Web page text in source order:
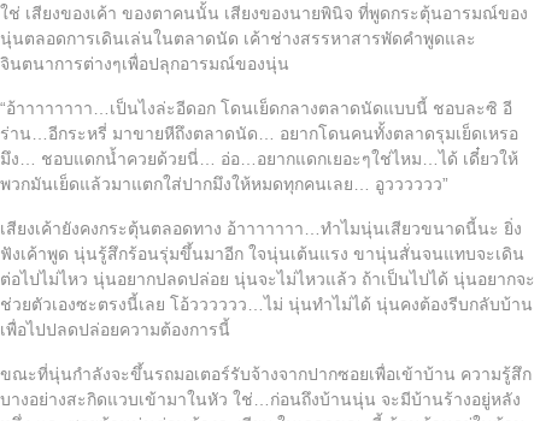
ใช่ เสียงของเค้า ของตาคนนั้น เสียงของนายพินิจ ที่พูดกระตุ้นอารมณ์ของ
นุ่นตลอดการเดินเล่นในตลาดนัด เค้าช่างสรรหาสารพัดคำพูดและ
จินตนาการต่างๆเพื่อปลุกอารมณ์ของนุ่น
“อ้าาาาาาาา…เป็นไงล่ะอีดอก โดนเย็ดกลางตลาดนัดแบบนี้ ชอบละซิ อี
ร่าน…อีกระหรี่ มาขายหีถึงตลาดนัด… อยากโดนคนทั้งตลาดรุมเย็ดเหรอ
มึง… ชอบแดกน้ำควยด้วยนี่… อ่อ…อยากแดกเยอะๆใช่ไหม…ได้ เดี๋ยวให้
พวกมันเย็ดแล้วมาแตกใส่ปากมึงให้หมดทุกคนเลย… อูวววววว”
เสียงเค้ายังคงกระตุ้นตลอดทาง อ้าาาาาาา…ทำไมนุ่นเสียวขนาดนี้นะ ยิ่ง
ฟังเค้าพูด นุ่นรู้สึกร้อนรุ่มขึ้นมาอีก ใจนุ่นเต้นแรง ขานุ่นสั่นจนแทบจะเดิน
ต่อไปไม่ไหว นุ่นอยากปลดปล่อย นุ่นจะไม่ไหวแล้ว ถ้าเป็นไปได้ นุ่นอยากจะ
ช่วยตัวเองซะตรงนี้เลย โอ้วววววว…ไม่ นุ่นทำไม่ได้ นุ่นคงต้องรีบกลับบ้าน
เพื่อไปปลดปล่อยความต้องการนี้
ขณะที่นุ่นกำลังจะขึ้นรถมอเตอร์รับจ้างจากปากซอยเพื่อเข้าบ้าน ความรู้สึก
บางอย่างสะกิดแวบเข้ามาในหัว ใช่…ก่อนถึงบ้านนุ่น จะมีบ้านร้างอยู่หลัง